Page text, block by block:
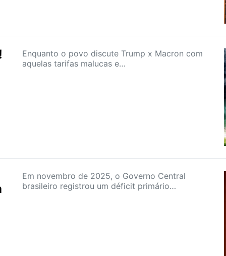
Enquanto o povo discute Trump x Macron com
aquelas tarifas malucas e…
Em novembro de 2025, o Governo Central
brasileiro registrou um déficit primário…